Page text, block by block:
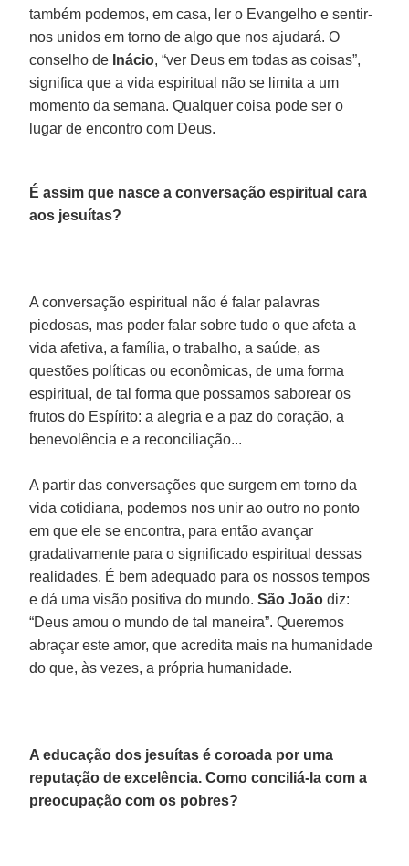
também podemos, em casa, ler o Evangelho e sentir-
nos unidos em torno de algo que nos ajudará. O
conselho de Inácio, “ver Deus em todas as coisas”,
significa que a vida espiritual não se limita a um
momento da semana. Qualquer coisa pode ser o
lugar de encontro com Deus.
É assim que nasce a conversação espiritual cara
aos jesuítas?
A conversação espiritual não é falar palavras
piedosas, mas poder falar sobre tudo o que afeta a
vida afetiva, a família, o trabalho, a saúde, as
questões políticas ou econômicas, de uma forma
espiritual, de tal forma que possamos saborear os
frutos do Espírito: a alegria e a paz do coração, a
benevolência e a reconciliação...
A partir das conversações que surgem em torno da
vida cotidiana, podemos nos unir ao outro no ponto
em que ele se encontra, para então avançar
gradativamente para o significado espiritual dessas
realidades. É bem adequado para os nossos tempos
e dá uma visão positiva do mundo.São João diz:
“Deus amou o mundo de tal maneira”. Queremos
abraçar este amor, que acredita mais na humanidade
do que, às vezes, a própria humanidade.
A educação dos jesuítas é coroada por uma
reputação de excelência. Como conciliá-la com a
preocupação com os pobres?